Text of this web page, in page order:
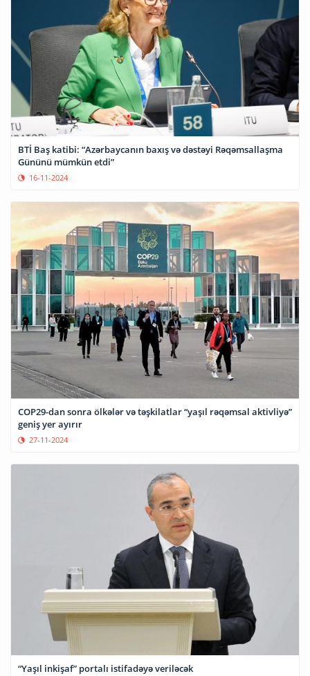
BTİ Baş katibi: “Azərbaycanın baxış və dəstəyi Rəqəmsallaşma
Gününü mümkün etdi”
16-11-2024
COP29-dan sonra ölkələr və təşkilatlar “yaşıl rəqəmsal aktivliyə”
geniş yer ayırır
27-11-2024
“Yaşıl inkişaf” portalı istifadəyə veriləcək